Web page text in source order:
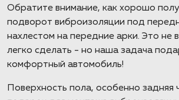
Обратите внимание, как хорошо
подворот виброизоляции под
нахлестом на передние арки. Это не
легко сделать - но наша задача
комфортный автомобиль!
Поверхность пола, особенно задняя